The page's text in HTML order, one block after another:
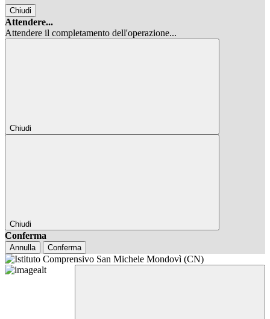
Chiudi
Attendere...
Attendere il completamento dell'operazione...
Chiudi
Chiudi
Conferma
Annulla Conferma